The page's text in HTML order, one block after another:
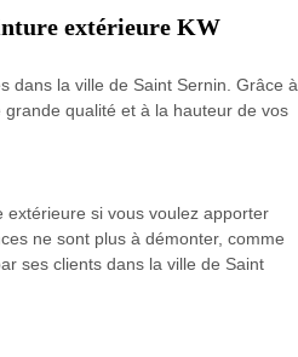
extérieure KW
dans la ville de Saint Sernin. Grâce à
grande qualité et à la hauteur de vos
si vous voulez apporter
ne sont plus à démonter, comme
ses clients dans la ville de Saint